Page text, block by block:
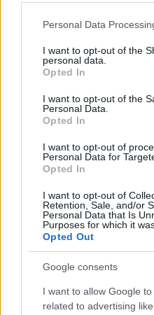
Please note that this
not limited to your visit or
grant or deny consent to
use your data for below
consent section.
Personal Data
I want to opt-out of the
personal data.
Opted In
I want to opt-out of the
Personal Data.
Opted In
I want to opt-out of
Personal Data for
Opted In
I want to opt-out of
Retention, Sale, and/or
Personal Data that Is
Purposes for which it
Opted Out
Google consents
I want to allow Google
related to advertising
olyan átverési
akár pénzügyi károkhoz
Befolyásolni
kimenetelét?